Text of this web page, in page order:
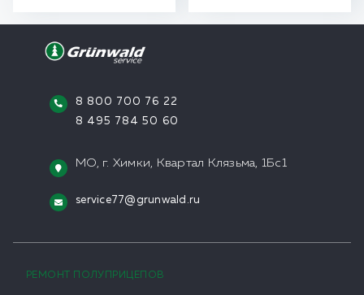
8 800 700 76 22
8 495 784 50 60
МО, г. Химки, Квартал Клязьма, 1Бс1
service77@grunwald.ru
РЕМОНТ ПОЛУПРИЦЕПОВ